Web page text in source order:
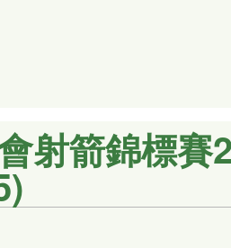
射箭錦標賽